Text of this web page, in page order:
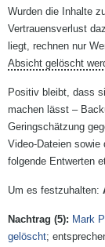
Wurden die Inhalte
Vertrauensverlust
liegt, rechnen nur
Absicht gelöscht
Positiv bleibt, dass
machen lässt –
Geringschätzung
Video-Dateien sowie
folgende Entwerten
Um es festzuhalten:
Mark
gelöscht;